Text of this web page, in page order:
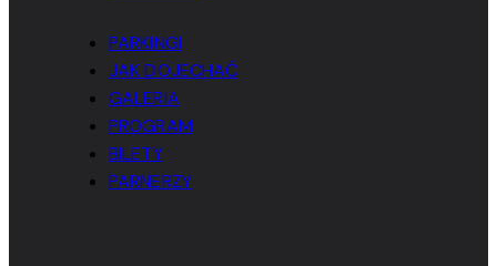
PARKINGI
JAK DOJECHAĆ
GALERIA
PROGRAM
BILETY
PARNERZY